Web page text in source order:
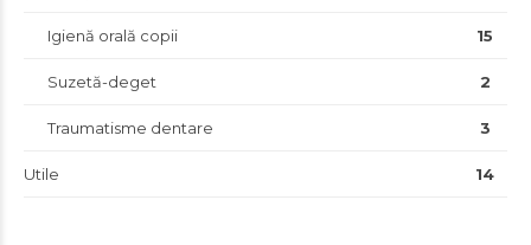
Igienă orală copii 15
Suzetă-deget 2
Traumatisme dentare 3
Utile 14